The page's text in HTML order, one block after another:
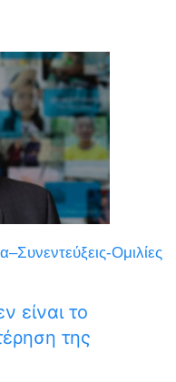
Ομιλίες
είναι το
της